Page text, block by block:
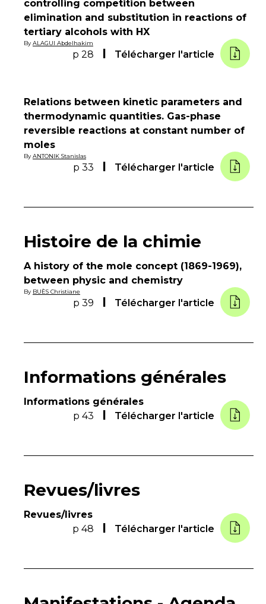
controlling competition between
elimination and substitution in reactions of
tertiary alcohols with HX
By ALAGUI Abdelhakim
p 28 Télécharger l'article
Relations between kinetic parameters and
thermodynamic quantities. Gas-phase
reversible reactions at constant number of
moles
By ANTONIK Stanislas
p 33 Télécharger l'article
Histoire de la chimie
A history of the mole concept (1869-1969),
between physic and chemistry
By BUÈS Christiane
p 39 Télécharger l'article
Informations générales
Informations générales
p 43
Télécharger l'article
Revues/livres
Revues/livres
p 48
Télécharger l'article